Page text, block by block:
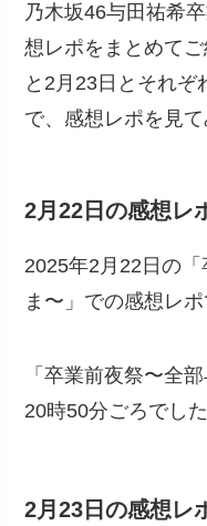
乃木坂46与田祐希
想レポをまとめて
と2月23日とそれぞ
で、感想レポを見て
2月22日の感想レ
2025年2月22日の
ま〜」での感想レポ
「卒業前夜祭〜全
20時50分ごろでした
2月23日の感想レ